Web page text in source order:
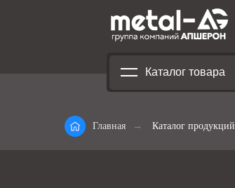
Каталог товара
Главная → Каталог продукций